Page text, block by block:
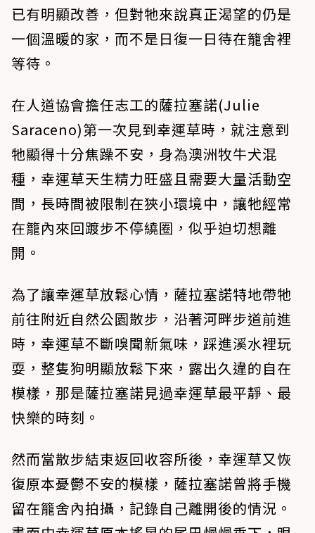
已有明顯改善，但對牠來說真正渴望的仍是
一個溫暖的家，而不是日復一日待在籠舍裡
等待。
在人道協會擔任志工的薩拉塞諾(Julie
Saraceno)第一次見到幸運草時，就注意到
牠顯得十分焦躁不安，身為澳洲牧牛犬混
種，幸運草天生精力旺盛且需要大量活動空
間，長時間被限制在狹小環境中，讓牠經常
在籠內來回踱步不停繞圈，似乎迫切想離
開。
為了讓幸運草放鬆心情，薩拉塞諾特地帶牠
前往附近自然公園散步，沿著河畔步道前進
時，幸運草不斷嗅聞新氣味，踩進溪水裡玩
耍，整隻狗明顯放鬆下來，露出久違的自在
模樣，那是薩拉塞諾見過幸運草最平靜、最
快樂的時刻。
然而當散步結束返回收容所後，幸運草又恢
復原本憂鬱不安的模樣，薩拉塞諾曾將手機
留在籠舍內拍攝，記錄自己離開後的情況。